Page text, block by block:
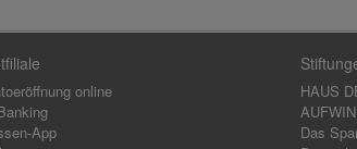
online
App
HAUS
Das